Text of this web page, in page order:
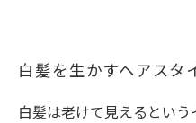
白髪を生かすヘアスタ
白髪は老けて見えるとい